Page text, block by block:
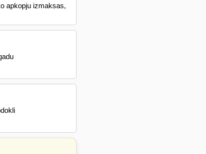
apkopju izmaksas,